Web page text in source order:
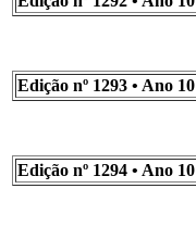
Edição nº 1293 • Ano 10
Edição nº 1294 • Ano 10